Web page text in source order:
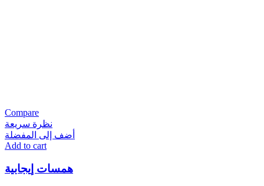
Compare
نظرة سريعة
أضف إلى المفضلة
Add to cart
همسات إيجابية